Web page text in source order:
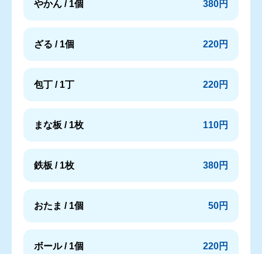
やかん / 1個 380円
ざる / 1個 220円
包丁 / 1丁 220円
まな板 / 1枚 110円
鉄板 / 1枚 380円
おたま / 1個 50円
ボール / 1個 220円